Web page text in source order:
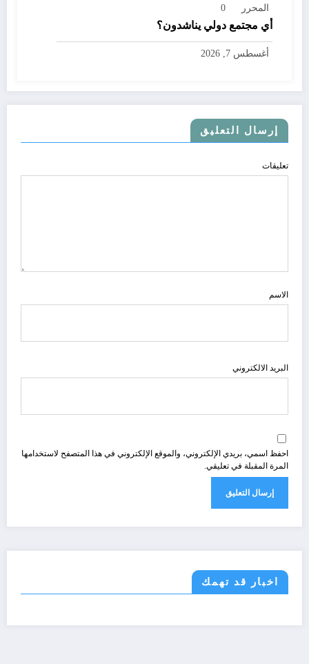
المحرر 0
أي مجتمع دولي يناشدون؟
أغسطس 7, 2026
إرسال التعليق
تعليقات
الاسم
البريد الالكتروني
احفظ اسمي، بريدي الإلكتروني، والموقع الإلكتروني في هذا المتصفح لاستخدامها
المرة المقبلة في تعليقي.
اخبار قد تهمك